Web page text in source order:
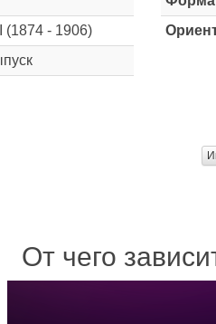
(1874 - 1906)
От чего